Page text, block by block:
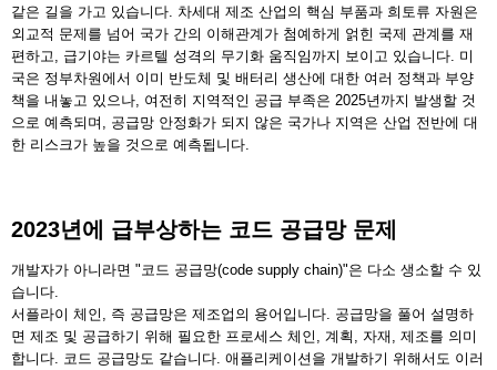
같은 길을 가고 있습니다. 차세대 제조 산업의 핵심 부품과 희토류 자원은
외교적 문제를 넘어 국가 간의 이해관계가 첨예하게 얽힌 국제 관계를 재
편하고, 급기야는 카르텔 성격의 무기화 움직임까지 보이고 있습니다. 미
국은 정부차원에서 이미 반도체 및 배터리 생산에 대한 여러 정책과 부양
책을 내놓고 있으나, 여전히 지역적인 공급 부족은 2025년까지 발생할 것
으로 예측되며, 공급망 안정화가 되지 않은 국가나 지역은 산업 전반에 대
한 리스크가 높을 것으로 예측됩니다.
2023년에 급부상하는 코드 공급망 문제
개발자가 아니라면 "코드 공급망(code supply chain)"은 다소 생소할 수 있
습니다.
서플라이 체인, 즉 공급망은 제조업의 용어입니다. 공급망을 풀어 설명하
면 제조 및 공급하기 위해 필요한 프로세스 체인, 계획, 자재, 제조를 의미
합니다. 코드 공급망도 같습니다. 애플리케이션을 개발하기 위해서도 이러